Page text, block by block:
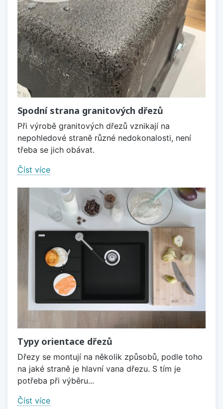
Spodní strana granitových dřezů
Při výrobě granitových dřezů vznikají na
nepohledové straně různé nedokonalosti, není
třeba se jich obávat.
Číst více
Typy orientace dřezů
Dřezy se montují na několik způsobů, podle toho
na jaké straně je hlavní vana dřezu. S tím je
potřeba při výběru...
Číst více